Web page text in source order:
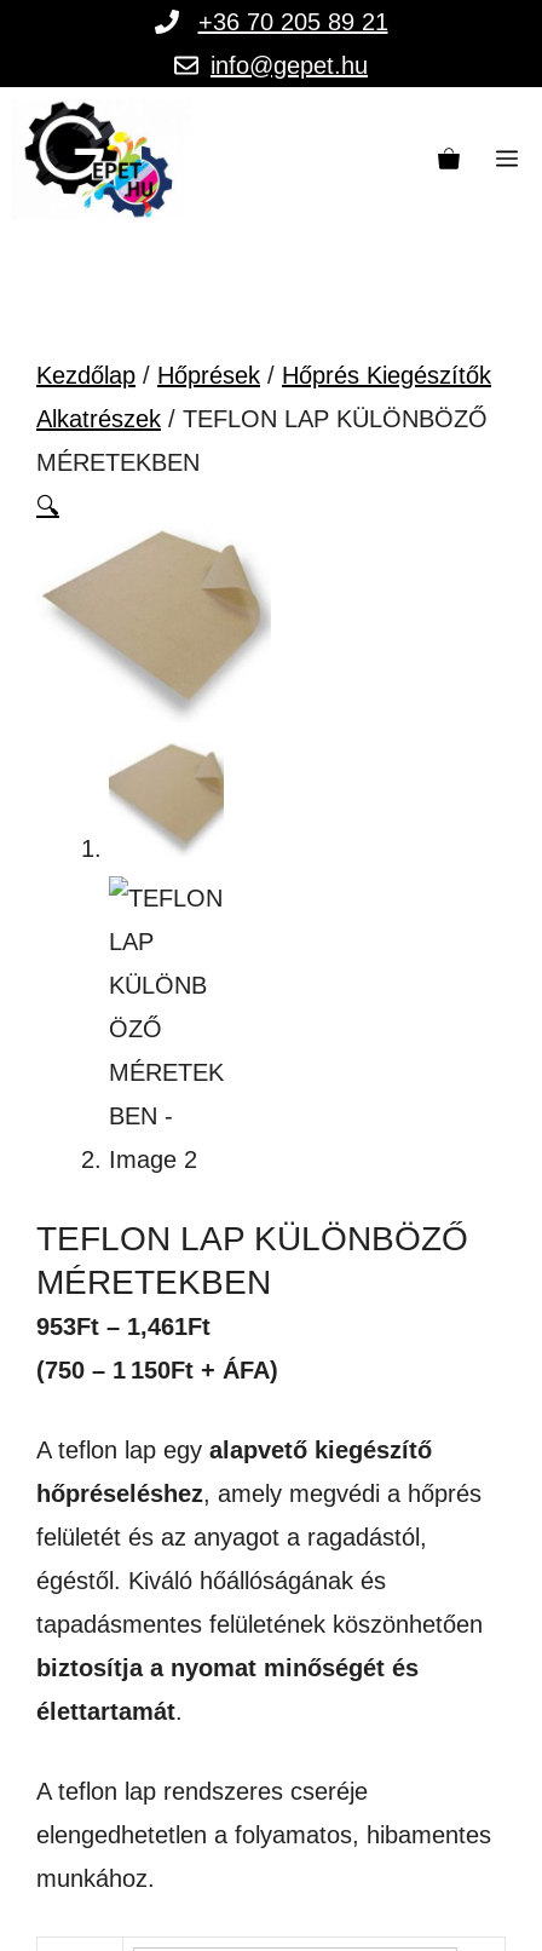
tartalomba
+36 70 205 89 21
info@gepet.hu
Kezdőlap / Hőprések / Hőprés Kiegészítők
Alkatrészek / TEFLON LAP KÜLÖNBÖZŐ
MÉRETEKBEN
🔍
TEFLON LAP KÜLÖNBÖZŐ
MÉRETEKBEN
953Ft – 1,461FtÁrtartomány:
953Ft
1,461Ft
(750 – 1 150Ft + ÁFA)
A teflon lap egy alapvető kiegészítő
hőpréseléshez, amely megvédi a hőprés
felületét és az anyagot a ragadástól,
égéstől. Kiváló hőállóságának és
tapadásmentes felületének köszönhetően
biztosítja a nyomat minőségét és
élettartamát.
A teflon lap rendszeres cseréje
elengedhetetlen a folyamatos, hibamentes
munkához.